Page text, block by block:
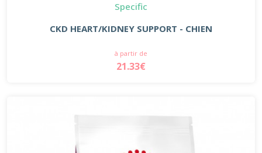
Specific
CKD HEART/KIDNEY SUPPORT - CHIEN
à partir de
21.33€